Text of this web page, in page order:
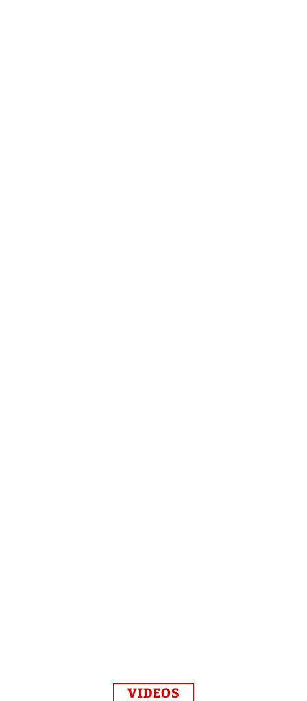
VIDEOS